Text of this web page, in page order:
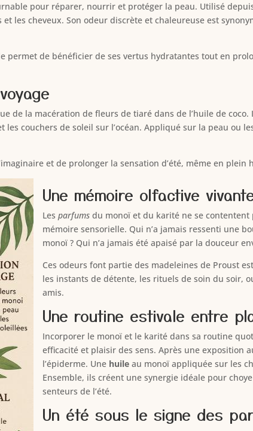
pour réparer, nourrir et protéger la peau. Utilisé
les cheveux. Son odeur discrète et chaleureuse est
permet de bénéficier de ses vertus hydratantes tout en
de la macération de fleurs de tiaré dans de l’huile de
les couchers de soleil sur l’océan. Appliqué sur la peau ou
et de prolonger la sensation d’été, même en plein
Une mémoire olfactive
Lesparfums du monoï et du karité ne se
mémoire sensorielle. Qui n’a jamais ressenti une
monoï ? Qui n’a jamais été apaisé par la douceur
Ces odeurs font partie des madeleines de Proust
les instants de détente, les rituels de soin du soir,
amis.
Une routine estivale entre
Incorporer le monoï et le karité dans sa routine
efficacité et plaisir des sens. Après une exposition
l’épiderme. Une huile au monoï appliquée sur les
Ensemble, ils créent une synergie idéale pour
senteurs de l’été.
Un été sous le signe des